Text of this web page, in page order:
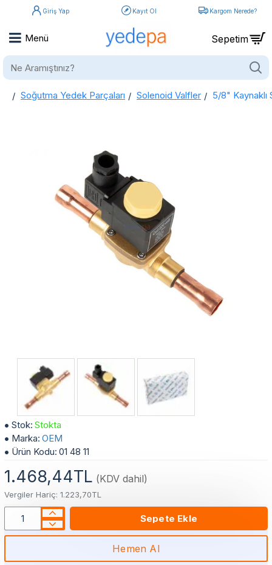
Giriş Yap Kayıt Ol Kargom Nerede?
Ne
home
Soğutma Yedek Parçaları Solenoid Valfler 5/8" Kaynaklı
Stok: Stokta
Marka: OEM
Ürün Kodu: 01 48 11
1.468,44TL (KDV dahil)
Vergiler Hariç: 1.223,70TL
Sepete Ekle
Hemen Al